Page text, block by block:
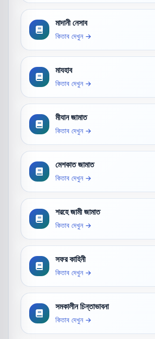
মাদানী নেসাব
কিতাব দেখুন →
মাযহাব
কিতাব দেখুন →
মীযান জামাত
কিতাব দেখুন →
মেশকাত জামাত
কিতাব দেখুন →
শরহে জামী জামাত
কিতাব দেখুন →
সফর কাহিনী
কিতাব দেখুন →
সমকালীন চিন্তাভাবনা
কিতাব দেখুন →